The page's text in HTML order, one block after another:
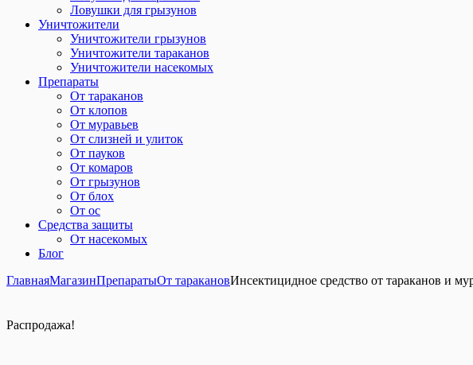
Ловушки для грызунов
Уничтожители
Уничтожители грызунов
Уничтожители тараканов
Уничтожители насекомых
Препараты
От тараканов
От клопов
От муравьев
От слизней и улиток
От пауков
От комаров
От грызунов
От блох
От ос
Средства защиты
От насекомых
Блог
ГлавнаяМагазинПрепаратыОт таракановИнсектицидное средство от тараканов и
Распродажа!